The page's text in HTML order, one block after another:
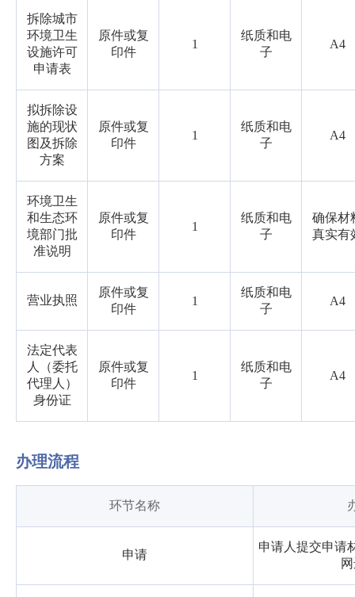
拆除城市
环境卫生
设施许可
申请表
原件或复
印件
1
纸质和电
子
A4
拟拆除设
施的现状
图及拆除
方案
原件或复
印件
1
纸质和电
子
A4
环境卫生
和生态环
境部门批
准说明
原件或复
印件
1
纸质和电
子
确保材
真实有
营业执照
原件或复
印件
1
纸质和电
子
A4
法定代表
人（委托
代理人）
身份证
原件或复
印件
1
纸质和电
子
A4
办理流程
环节名称
申请
申请人提交申请